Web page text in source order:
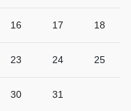
16 17 18
23 24 25
30 31